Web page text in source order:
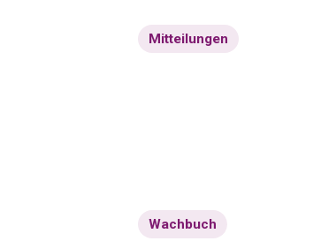
Mitteilungen
Wachbuch